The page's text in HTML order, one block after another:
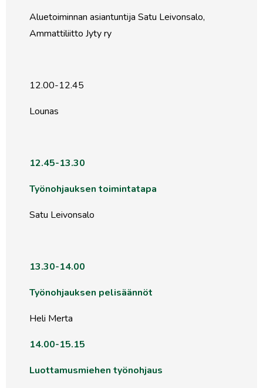
Aluetoiminnan asiantuntija Satu Leivonsalo,
Ammattiliitto Jyty ry
12.00-12.45
Lounas
12.45-13.30
Työnohjauksen toimintatapa
Satu Leivonsalo
13.30-14.00
Työnohjauksen pelisäännöt
Heli Merta
14.00-15.15
Luottamusmiehen työnohjaus